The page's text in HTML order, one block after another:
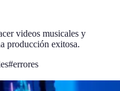
videos musicales y
producción exitosa.
#errores